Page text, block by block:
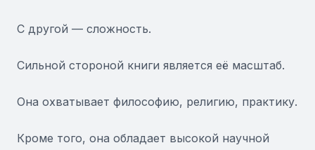
С другой — сложность.
Сильной стороной книги является её масштаб.
Она охватывает философию, религию, практику.
Кроме того, она обладает высокой научной